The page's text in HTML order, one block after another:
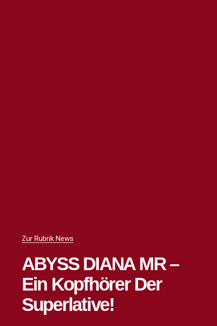
Zur Rubrik News
ABYSS DIANA MR –
Ein Kopfhörer Der
Superlative!